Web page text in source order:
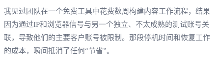
我见过团队在一个免费工具中花费数周构建内容工作流程，结果
因为通过IP和浏览器信号与另一个独立、不太成熟的测试账号关
联，导致他们的主要客户账号被限制。那段停机时间和恢复工作
的成本，瞬间抵消了任何“节省”。